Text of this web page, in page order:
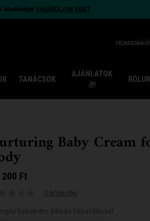
lehetőséget VÁSÁROLJON MOST
TANÁCSOK
AJÁNLATOK
🎁
Baby Cream
200 Ft
0 értékelés
babakrém 24órás hidratálással